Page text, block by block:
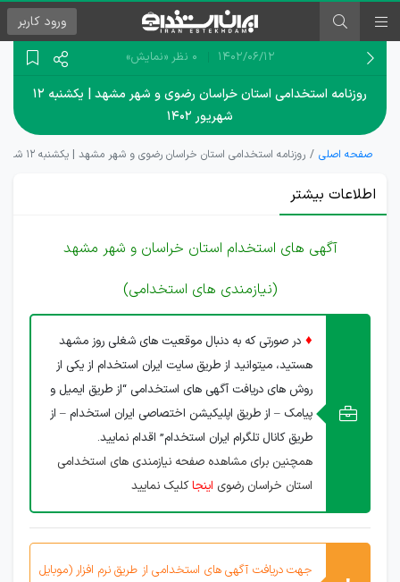
ورود کاربر
۱۴۰۲/۰۶/۱۲ 0 نظر «نمایش»
روزنامه استخدامی استان خراسان رضوی و شهر مشهد | یکشنبه ۱۲
شهریور ۱۴۰۲
صفحه اصلی روزنامه استخدامی استان خراسان رضوی و شهر مشهد | یکشنبه ۱۲ شهریور ۱۴۰۲
اطلاعات بیشتر
آگهی های استخدام استان خراسان و شهر مشهد
(نیازمندی های استخدامی)
♦ در صورتی که به دنبال موقعیت های شغلی روز مشهد
هستید، میتوانید از طریق سایت ایران استخدام از یکی از
روش های دریافت آگهی های استخدامی “از طریق ایمیل و
پیامک – از طریق اپلیکیشن اختصاصی ایران استخدام – از
طریق کانال تلگرام ایران استخدام” اقدام نمایید.
همچنین برای مشاهده صفحه نیازمندی های استخدامی
استان خراسان رضوی اینجاکلیک نمایید
جهت دریافت آگهی های استخدامی از طریق نرم افزار (موبایل